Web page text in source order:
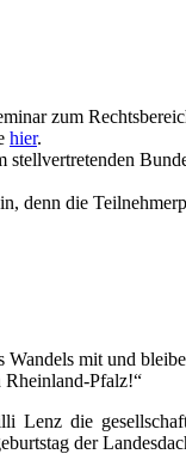
zum
hier.
denn die
mit und
Rheinland-Pfalz!“
Lenz die
der